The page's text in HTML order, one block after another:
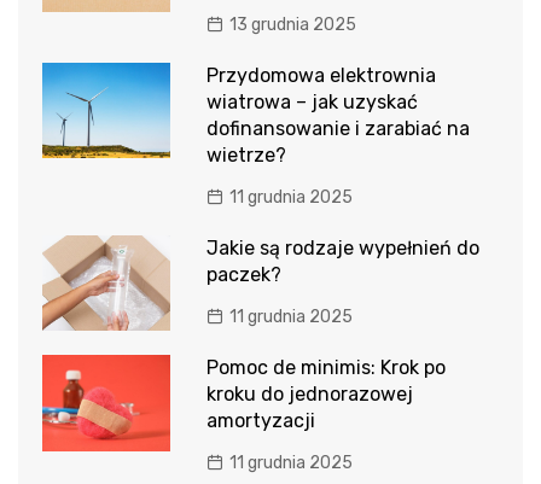
13 grudnia 2025
Przydomowa elektrownia
wiatrowa – jak uzyskać
dofinansowanie i zarabiać na
wietrze?
11 grudnia 2025
Jakie są rodzaje wypełnień do
paczek?
11 grudnia 2025
Pomoc de minimis: Krok po
kroku do jednorazowej
amortyzacji
11 grudnia 2025